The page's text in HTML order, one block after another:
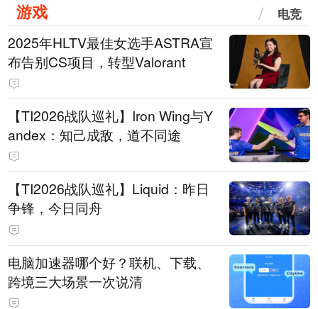
游戏 电竞
2025年HLTV最佳女选手ASTRA宣
布告别CS项目，转型Valorant
【TI2026战队巡礼】Iron Wing与Y
andex：知己成敌，道不同途
【TI2026战队巡礼】Liquid：昨日
争锋，今日同舟
电脑加速器哪个好？联机、下载、
跨境三大场景一次说清